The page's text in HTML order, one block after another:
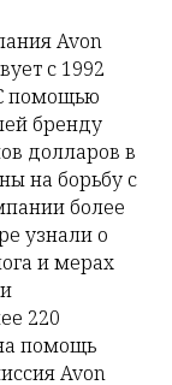
Avon
с 1992
помощью
бренду
долларов в
на борьбу с
более
узнали о
и мерах
220
помощь
Avon